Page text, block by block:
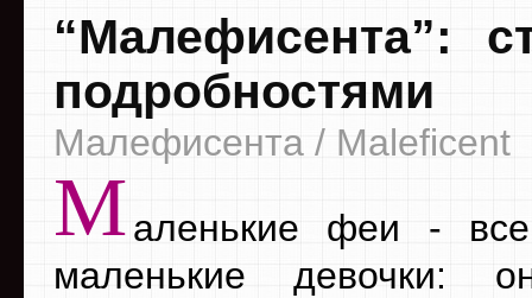
“Малефисента”:
подробностями
Малефисента / Maleficent
Маленькие феи -
маленькие девочки: